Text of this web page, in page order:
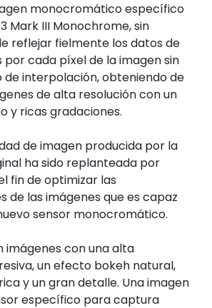
monocromático específico
Mark III Monochrome, sin
reflejar fielmente los datos de
cada píxel de la imagen sin
de interpolación, obteniendo de
de alta resolución con un
y ricas gradaciones.
de imagen producida por la
ha sido replanteada por
fin de optimizar las
de las imágenes que es capaz
sensor monocromático.
imágenes con una alta
un efecto bokeh natural,
y un gran detalle. Una imagen
específico para captura